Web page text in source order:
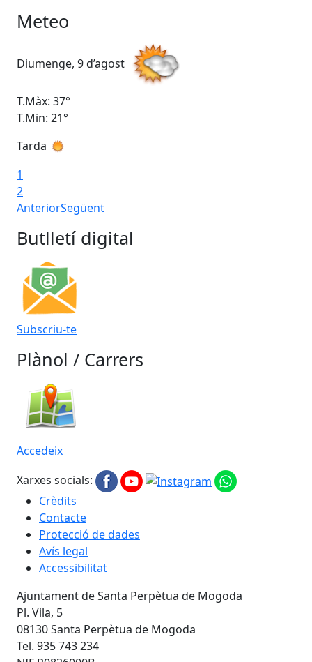
Meteo
Diumenge, 9 d’agost
T.Màx: 37°
T.Min: 21°
Tarda
1
2
AnteriorSegüent
Butlletí digital
Subscriu-te
Plànol / Carrers
Accedeix
Xarxes socials:
Crèdits
Contacte
Protecció de dades
Avís legal
Accessibilitat
Ajuntament de Santa Perpètua de Mogoda
Pl. Vila, 5
08130 Santa Perpètua de Mogoda
Tel. 935 743 234